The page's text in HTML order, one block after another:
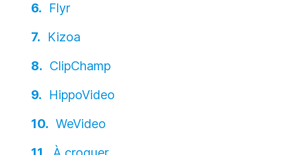
Flyr
Kizoa
ClipChamp
HippoVideo
WeVideo